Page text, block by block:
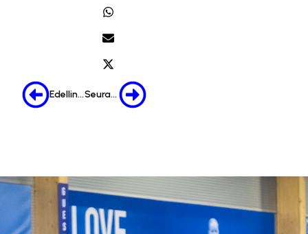
Edellinen Seuraava